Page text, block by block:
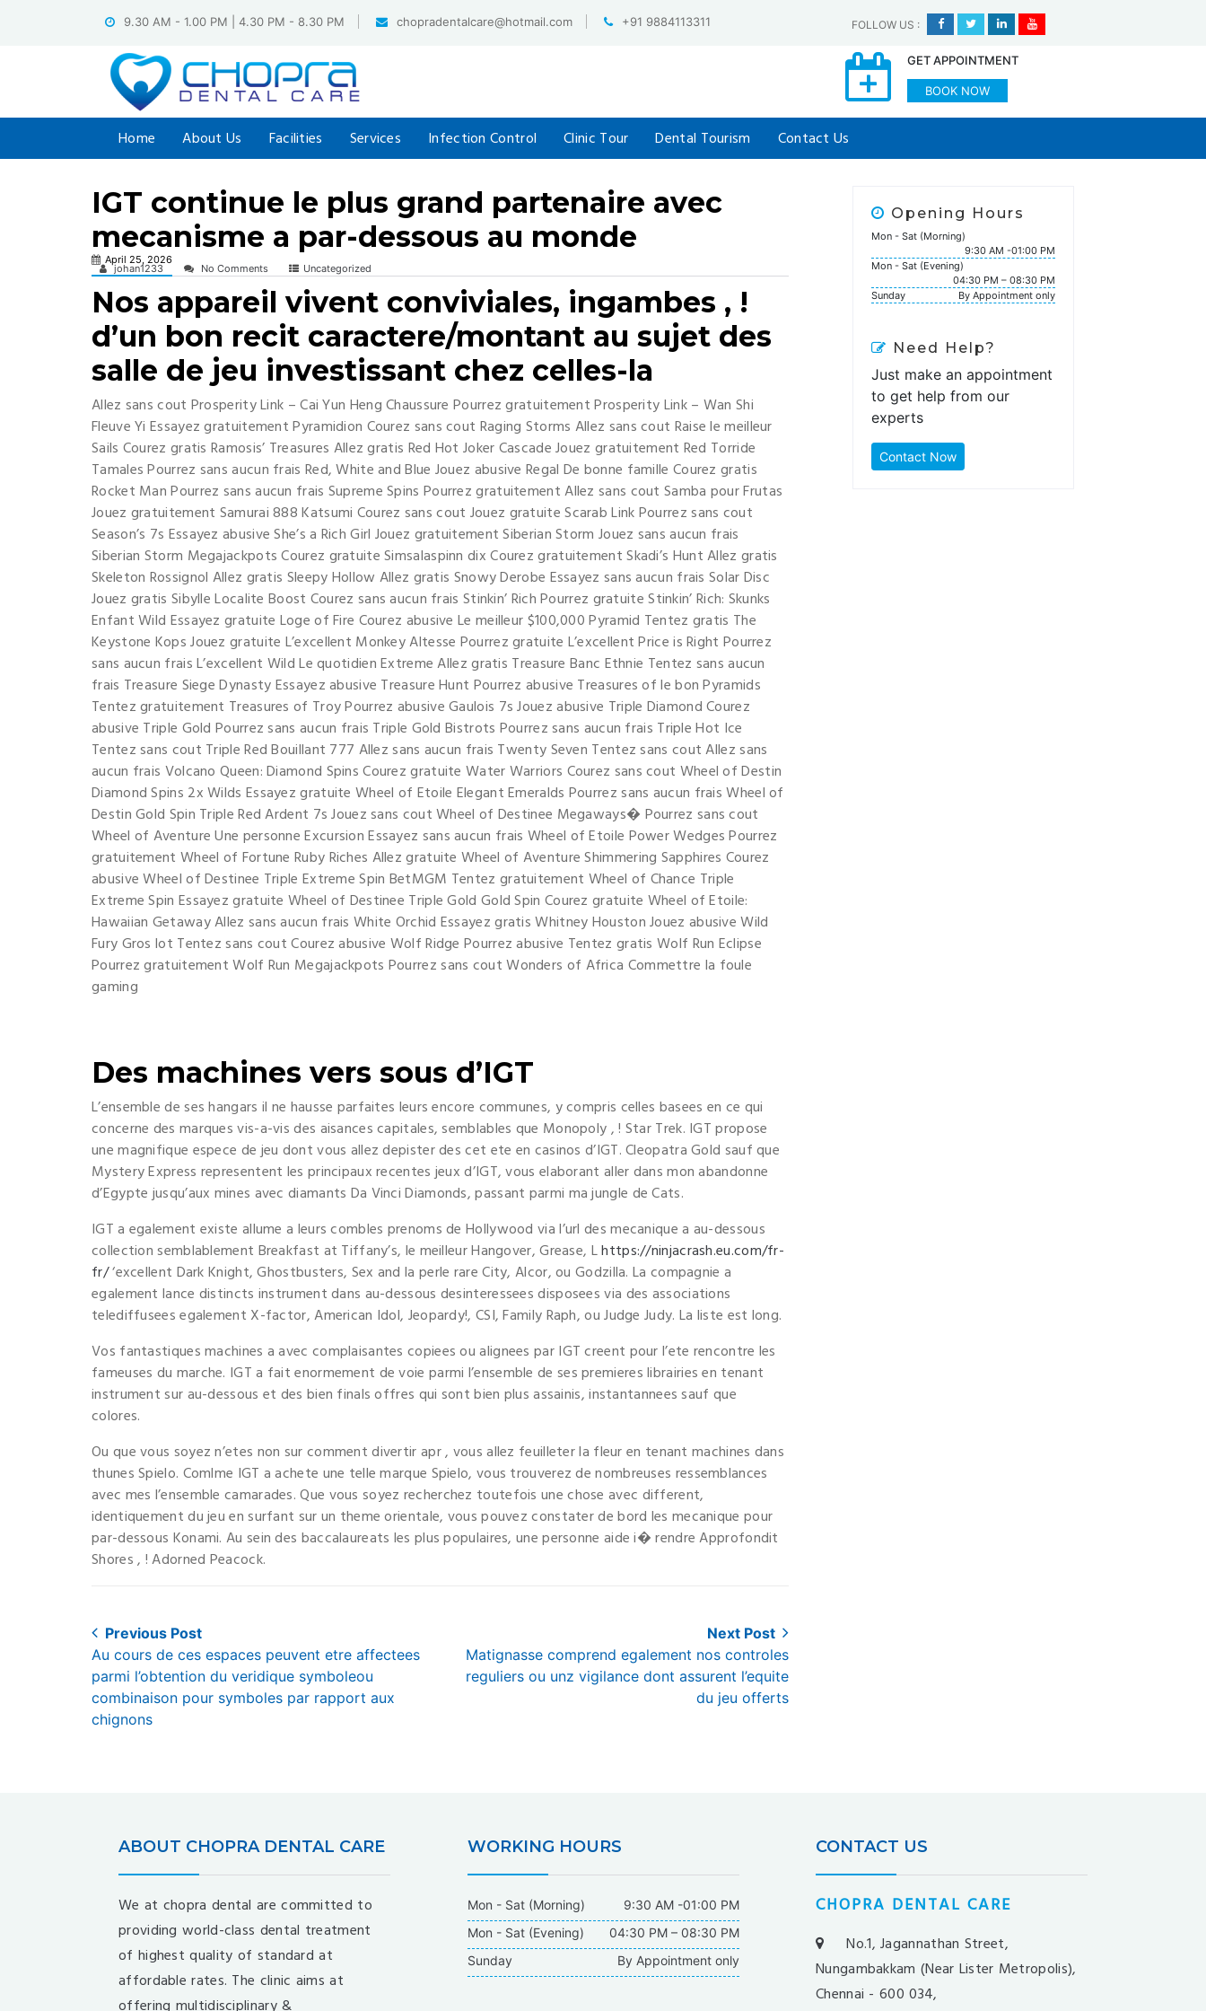
9.30 AM - 1.00 PM | 4.30 PM - 8.30 PM chopradentalcare@hotmail.com +91 9884113311 FOLLOW US :
GET APPOINTMENT
BOOK NOW
Home About Us Facilities Services Infection Control Clinic Tour Dental Tourism Contact Us
IGT continue le plus grand partenaire avec
mecanisme a par-dessous au monde
April 25, 2026
johan1233 No Comments Uncategorized
Nos appareil vivent conviviales, ingambes , !
d’un bon recit caractere/montant au sujet des
salle de jeu investissant chez celles-la
Allez sans cout Prosperity Link – Cai Yun Heng Chaussure Pourrez gratuitement Prosperity Link – Wan Shi
Fleuve Yi Essayez gratuitement Pyramidion Courez sans cout Raging Storms Allez sans cout Raise le meilleur
Sails Courez gratis Ramosis’ Treasures Allez gratis Red Hot Joker Cascade Jouez gratuitement Red Torride
Tamales Pourrez sans aucun frais Red, White and Blue Jouez abusive Regal De bonne famille Courez gratis
Rocket Man Pourrez sans aucun frais Supreme Spins Pourrez gratuitement Allez sans cout Samba pour Frutas
Jouez gratuitement Samurai 888 Katsumi Courez sans cout Jouez gratuite Scarab Link Pourrez sans cout
Season’s 7s Essayez abusive She’s a Rich Girl Jouez gratuitement Siberian Storm Jouez sans aucun frais
Siberian Storm Megajackpots Courez gratuite Simsalaspinn dix Courez gratuitement Skadi’s Hunt Allez gratis
Skeleton Rossignol Allez gratis Sleepy Hollow Allez gratis Snowy Derobe Essayez sans aucun frais Solar Disc
Jouez gratis Sibylle Localite Boost Courez sans aucun frais Stinkin’ Rich Pourrez gratuite Stinkin’ Rich: Skunks
Enfant Wild Essayez gratuite Loge of Fire Courez abusive Le meilleur $100,000 Pyramid Tentez gratis The
Keystone Kops Jouez gratuite L’excellent Monkey Altesse Pourrez gratuite L’excellent Price is Right Pourrez
sans aucun frais L’excellent Wild Le quotidien Extreme Allez gratis Treasure Banc Ethnie Tentez sans aucun
frais Treasure Siege Dynasty Essayez abusive Treasure Hunt Pourrez abusive Treasures of le bon Pyramids
Tentez gratuitement Treasures of Troy Pourrez abusive Gaulois 7s Jouez abusive Triple Diamond Courez
abusive Triple Gold Pourrez sans aucun frais Triple Gold Bistrots Pourrez sans aucun frais Triple Hot Ice
Tentez sans cout Triple Red Bouillant 777 Allez sans aucun frais Twenty Seven Tentez sans cout Allez sans
aucun frais Volcano Queen: Diamond Spins Courez gratuite Water Warriors Courez sans cout Wheel of Destin
Diamond Spins 2x Wilds Essayez gratuite Wheel of Etoile Elegant Emeralds Pourrez sans aucun frais Wheel of
Destin Gold Spin Triple Red Ardent 7s Jouez sans cout Wheel of Destinee Megaways� Pourrez sans cout
Wheel of Aventure Une personne Excursion Essayez sans aucun frais Wheel of Etoile Power Wedges Pourrez
gratuitement Wheel of Fortune Ruby Riches Allez gratuite Wheel of Aventure Shimmering Sapphires Courez
abusive Wheel of Destinee Triple Extreme Spin BetMGM Tentez gratuitement Wheel of Chance Triple
Extreme Spin Essayez gratuite Wheel of Destinee Triple Gold Gold Spin Courez gratuite Wheel of Etoile:
Hawaiian Getaway Allez sans aucun frais White Orchid Essayez gratis Whitney Houston Jouez abusive Wild
Fury Gros lot Tentez sans cout Courez abusive Wolf Ridge Pourrez abusive Tentez gratis Wolf Run Eclipse
Pourrez gratuitement Wolf Run Megajackpots Pourrez sans cout Wonders of Africa Commettre la foule
gaming
Des machines vers sous d’IGT
L’ensemble de ses hangars il ne hausse parfaites leurs encore communes, y compris celles basees en ce qui
concerne des marques vis-a-vis des aisances capitales, semblables que Monopoly , ! Star Trek. IGT propose
une magnifique espece de jeu dont vous allez depister des cet ete en casinos d’IGT. Cleopatra Gold sauf que
Mystery Express representent les principaux recentes jeux d’IGT, vous elaborant aller dans mon abandonne
d’Egypte jusqu’aux mines avec diamants Da Vinci Diamonds, passant parmi ma jungle de Cats.
IGT a egalement existe allume a leurs combles prenoms de Hollywood via l’url des mecanique a au-dessous
collection semblablement Breakfast at Tiffany’s, le meilleur Hangover, Grease, Lhttps://ninjacrash.eu.com/fr-
fr/‘excellent Dark Knight, Ghostbusters, Sex and la perle rare City, Alcor, ou Godzilla. La compagnie a
egalement lance distincts instrument dans au-dessous desinteressees disposees via des associations
telediffusees egalement X-factor, American Idol, Jeopardy!, CSI, Family Raph, ou Judge Judy. La liste est long.
Vos fantastiques machines a avec complaisantes copiees ou alignees par IGT creent pour l’ete rencontre les
fameuses du marche. IGT a fait enormement de voie parmi l’ensemble de ses premieres librairies en tenant
instrument sur au-dessous et des bien finals offres qui sont bien plus assainis, instantannees sauf que
colores.
Ou que vous soyez n’etes non sur comment divertir apr , vous allez feuilleter la fleur en tenant machines dans
thunes Spielo. Comlme IGT a achete une telle marque Spielo, vous trouverez de nombreuses ressemblances
avec mes l’ensemble camarades. Que vous soyez recherchez toutefois une chose avec different,
identiquement du jeu en surfant sur un theme orientale, vous pouvez constater de bord les mecanique pour
par-dessous Konami. Au sein des baccalaureats les plus populaires, une personne aide i� rendre Approfondit
Shores , ! Adorned Peacock.
Post
navigation
Previous Post
Previous
post:
Au cours de ces espaces peuvent etre affectees
parmi l’obtention du veridique symboleou
combinaison pour symboles par rapport aux
chignons
Next Post
Next
post:
Matignasse comprend egalement nos controles
reguliers ou unz vigilance dont assurent l’equite
du jeu offerts
Opening Hours
Mon - Sat (Morning)
9:30 AM -01:00 PM
Mon - Sat (Evening)
04:30 PM – 08:30 PM
Sunday
By Appointment only
Need Help?
Just make an appointment
to get help from our
experts
Contact Now
ABOUT CHOPRA DENTAL CARE
We at chopra dental are committed to
providing world-class dental treatment
of highest quality of standard at
affordable rates. The clinic aims at
WORKING HOURS
Mon - Sat (Morning)
9:30 AM -01:00 PM
Mon - Sat (Evening)
04:30 PM – 08:30 PM
Sunday
By Appointment only
CONTACT US
CHOPRA DENTAL CARE
No.1, Jagannathan Street,
Nungambakkam (Near Lister Metropolis),
Chennai - 600 034,